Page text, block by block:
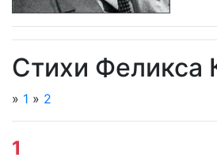
Стихи Феликса
» 1 » 2
1